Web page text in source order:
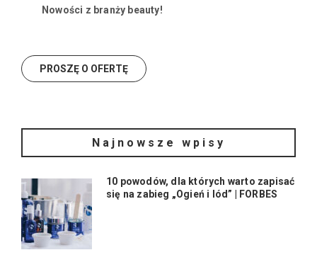
Nowości z branży beauty!
Najnowsze wpisy
10 powodów, dla których warto zapisać
się na zabieg „Ogień i lód” | FORBES